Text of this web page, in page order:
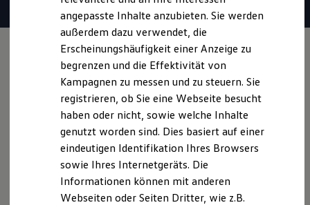
Batterieverordnung
XTL-Dieselkraftstoff
Ersatzteile und Betriebsflüssigkeiten
Original Zubehör und Lifestyle Produkte
myVolkswagen
myVolkswagen Business
Elektrisch & Autonom
Elektro - & Hybridfahrzeuge
Unser Ansatz
Klimafreundlicher Strom
Reichweite & Ladelösungen
Reichweitensimulator
Ladezeitensimulator
Ladelösungen für Privatkunden
Ladelösungen für Gewerbekunden
Mail verfassen
angepasste Inhalte anzubieten. Sie werden
außerdem dazu verwendet, die
Erscheinungshäufigkeit einer Anzeige zu
begrenzen und die Effektivität von
Kampagnen zu messen und zu steuern. Sie
registrieren, ob Sie eine Webseite besucht
haben oder nicht, sowie welche Inhalte
genutzt worden sind. Dies basiert auf einer
eindeutigen Identifikation Ihres Browsers
sowie Ihres Internetgeräts. Die
Informationen können mit anderen
Webseiten oder Seiten Dritter, wie z.B.